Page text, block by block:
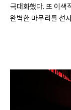
극대화했다. 또 이색
완벽한 마무리를 선